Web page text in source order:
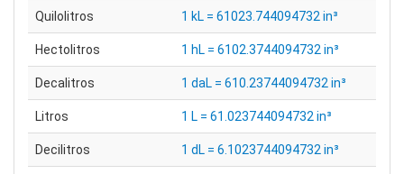
Quilolitros 1 kL = 61023.744094732 in³
Hectolitros 1 hL = 6102.3744094732 in³
Decalitros 1 daL = 610.23744094732 in³
Litros 1 L = 61.023744094732 in³
Decilitros 1 dL = 6.1023744094732 in³